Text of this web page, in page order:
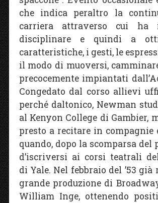
che indica peraltro la
carriera attraverso cui ha
disciplinare e quindi a
caratteristiche, i gesti, le
il modo di muoversi,
precocemente impiantati
Congedato dal corso allievi
perché daltonico, Newman
al Kenyon College di Gambier,
presto a recitare in compagnie
quando, dopo la scomparsa del
d’iscriversi ai corsi teatrali
di Yale. Nel febbraio del ’53
grande produzione di
William Inge, ottenendo